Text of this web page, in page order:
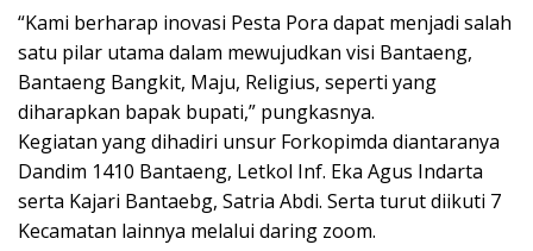
“Kami berharap inovasi Pesta Pora dapat menjadi salah
satu pilar utama dalam mewujudkan visi Bantaeng,
Bantaeng Bangkit, Maju, Religius, seperti yang
diharapkan bapak bupati,” pungkasnya.
Kegiatan yang dihadiri unsur Forkopimda diantaranya
Dandim 1410 Bantaeng, Letkol Inf. Eka Agus Indarta
serta Kajari Bantaebg, Satria Abdi. Serta turut diikuti 7
Kecamatan lainnya melalui daring zoom.